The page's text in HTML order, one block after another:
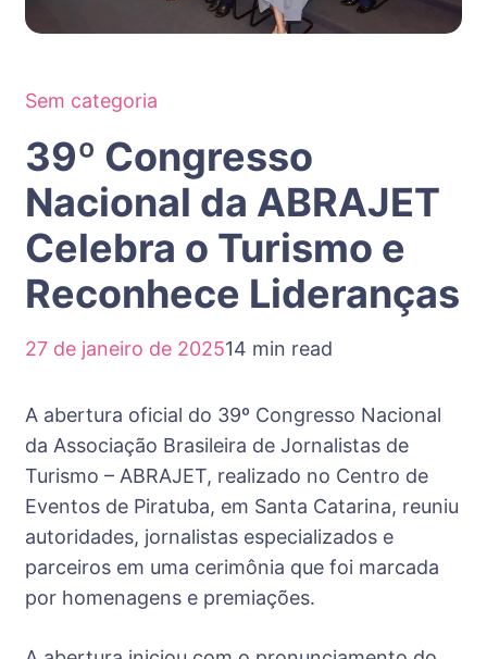
Sem categoria
39º Congresso
Nacional da ABRAJET
Celebra o Turismo e
Reconhece Lideranças
27 de janeiro de 202514 min read
A abertura oficial do 39º Congresso Nacional
da Associação Brasileira de Jornalistas de
Turismo – ABRAJET, realizado no Centro de
Eventos de Piratuba, em Santa Catarina, reuniu
autoridades, jornalistas especializados e
parceiros em uma cerimônia que foi marcada
por homenagens e premiações.